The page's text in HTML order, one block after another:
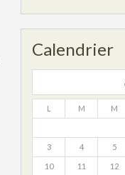
Calendrier
L M M
3 4 5
10 11 12